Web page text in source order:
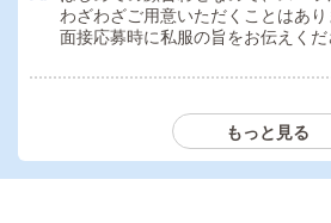
わざわざご用意いただくことはあり
面接応募時に私服の旨をお伝えくだ
面接の際に必要な持ち物を教え
書、免許証など）
履歴書と身分証明書を持参ください
もっと見る